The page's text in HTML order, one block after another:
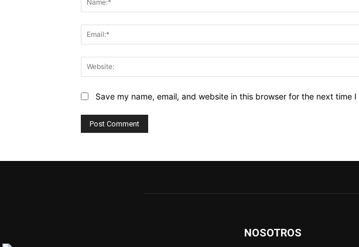
Save my name, email, and website in this browser for the next time I
NOSOTROS